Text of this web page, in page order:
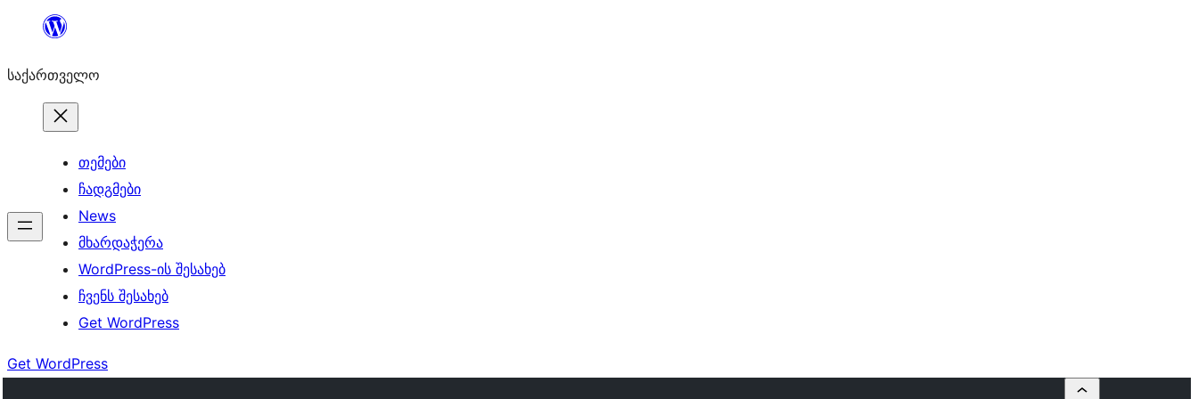
შიგთავსზე
საქართველო
თემები
ჩადგმები
News
მხარდაჭერა
WordPress-ის შესახებ
ჩვენს შესახებ
Get WordPress
Get WordPress